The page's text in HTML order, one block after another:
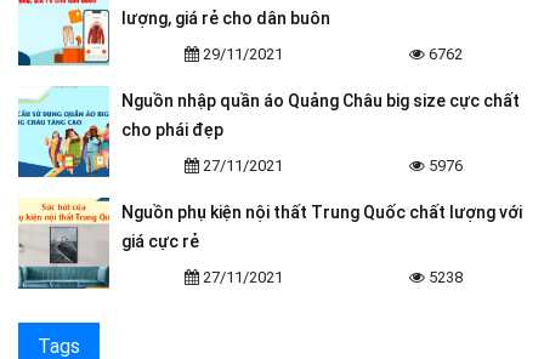
lượng, giá rẻ cho dân buôn
29/11/2021 6762
Nguồn nhập quần áo Quảng Châu big size cực chất
cho phái đẹp
27/11/2021 5976
Nguồn phụ kiện nội thất Trung Quốc chất lượng với
giá cực rẻ
27/11/2021 5238
Tags